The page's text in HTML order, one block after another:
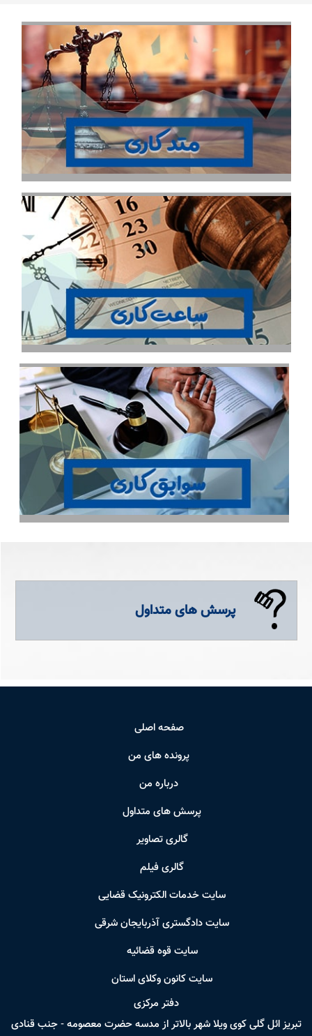
پرسش های متداول
صفحه اصلی
پرونده های من
درباره من
پرسش های متداول
گالری تصاویر
گالری فیلم
سایت خدمات الکترونیک قضایی
سایت دادگستری آذربایجان شرقی
سایت قوه قضائیه
سایت کانون وکلای استان
دفتر مرکزی
تبریز ائل گلی کوی ویلا شهر بالاتر از مدسه حضرت معصومه - جنب قنادی